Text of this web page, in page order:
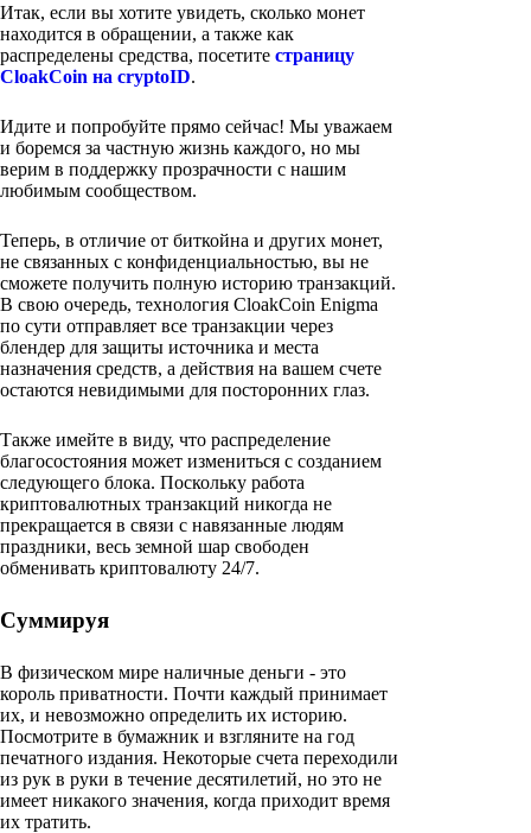
Итак, если вы хотите увидеть, сколько монет
находится в обращении, а также как
распределены средства, посетите страницу
CloakCoin на cryptoID.
Идите и попробуйте прямо сейчас! Мы уважаем
и боремся за частную жизнь каждого, но мы
верим в поддержку прозрачности с нашим
любимым сообществом.
Теперь, в отличие от биткойна и других монет,
не связанных с конфиденциальностью, вы не
сможете получить полную историю транзакций.
В свою очередь, технология CloakCoin Enigma
по сути отправляет все транзакции через
блендер для защиты источника и места
назначения средств, а действия на вашем счете
остаются невидимыми для посторонних глаз.
Также имейте в виду, что распределение
благосостояния может измениться с созданием
следующего блока. Поскольку работа
криптовалютных транзакций никогда не
прекращается в связи с навязанные людям
праздники, весь земной шар свободен
обменивать криптовалюту 24/7.
Суммируя
В физическом мире наличные деньги - это
король приватности. Почти каждый принимает
их, и невозможно определить их историю.
Посмотрите в бумажник и взгляните на год
печатного издания. Некоторые счета переходили
из рук в руки в течение десятилетий, но это не
имеет никакого значения, когда приходит время
их тратить.